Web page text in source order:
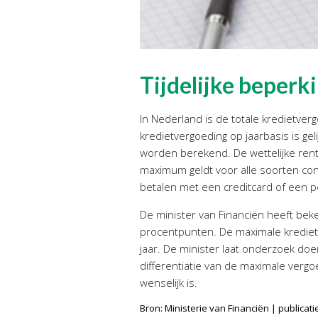
Tijdelijke
In Nederland is de totale
kredietvergoeding op jaarbasis is
worden berekend. De wettelijke
maximum geldt voor alle soorten
betalen met een creditcard of een
De minister van Financiën heeft
procentpunten. De maximale
jaar. De minister laat onderzoek
differentiatie van de maximale
wenselijk is.
Bron: Ministerie van Financiën |